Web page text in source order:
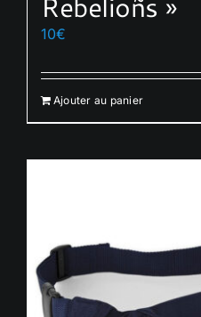
10€
Ajouter au panier